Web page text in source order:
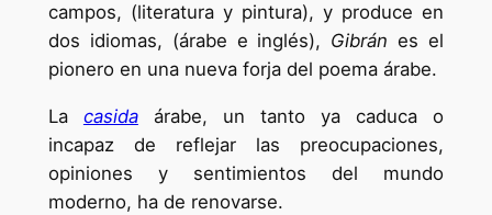
campos, (literatura y pintura), y produce en
dos idiomas, (árabe e inglés), Gibrán es el
pionero en una nueva forja del poema árabe.
La casidaárabe, un tanto ya caduca o
incapaz de reflejar las preocupaciones,
opiniones y sentimientos del mundo
moderno, ha de renovarse.